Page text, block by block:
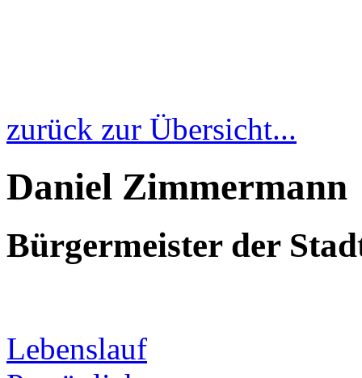
zurück zur Übersicht...
Daniel Zimmermann
Bürgermeister der
Lebenslauf